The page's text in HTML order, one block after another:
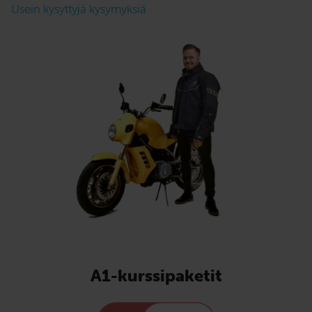
Usein kysyttyjä kysymyksiä
A1-kurssipaketit